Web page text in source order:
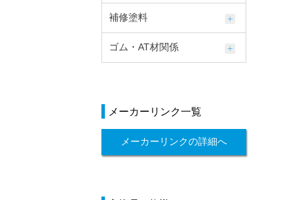
補修塗料
ゴム・AT材関係
メーカーリンク一覧
メーカーリンクの詳細へ